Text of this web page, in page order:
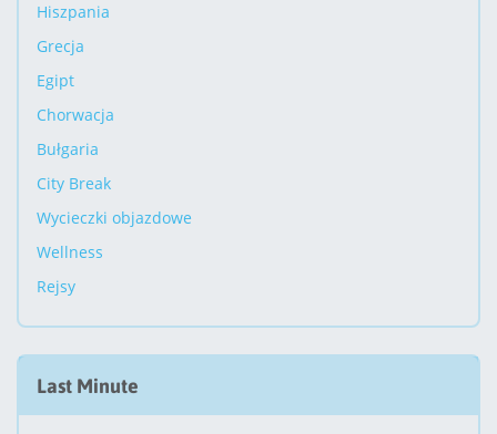
Hiszpania
Grecja
Egipt
Chorwacja
Bułgaria
City Break
Wycieczki objazdowe
Wellness
Rejsy
Last Minute